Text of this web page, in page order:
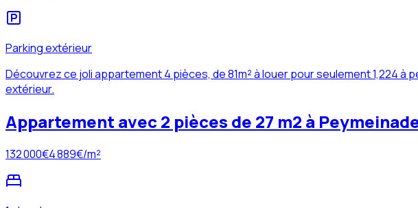
Parking extérieur
Découvrez ce joli appartement 4 pièces, de 81m² à louer pour seulement 1,224
extérieur.
Appartement avec 2 pièces de 27 m2 à
132 000€4 889€/m²